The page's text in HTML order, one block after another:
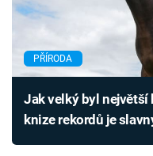
PŘÍRODA
Jak velký byl největší
knize rekordů je